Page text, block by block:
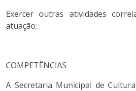
Exercer outras atividades
atuação;
COMPETÊNCIAS
A Secretaria Municipal de